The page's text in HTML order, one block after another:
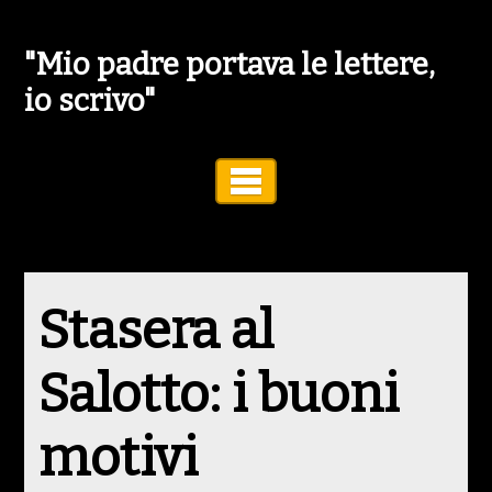
"Mio padre portava le lettere,
io scrivo"
Stasera al
Salotto: i buoni
motivi